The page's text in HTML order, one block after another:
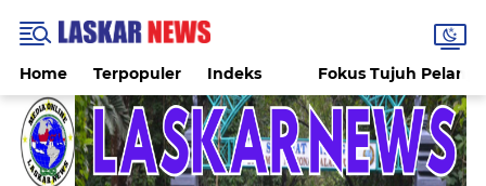
Home Terpopuler Indeks Fokus Tujuh